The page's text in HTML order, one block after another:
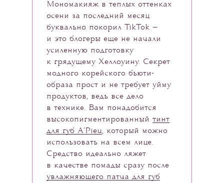
Мономакияж в теплых оттенках
осени за последний месяц
буквально покорил TikTok —
и это блогеры еще не начали
усиленную подготовку
к грядущему Хеллоуину. Секрет
модного корейского бьюти-
образа прост и не требует уйму
продуктов, ведь все дело
в технике. Вам понадобится
высокопигментированный тинт
для губ A’Pieu, который можно
использовать на всем лице.
Средство идеально ляжет
в качестве помады сразу после
увлажняющего патча для губ